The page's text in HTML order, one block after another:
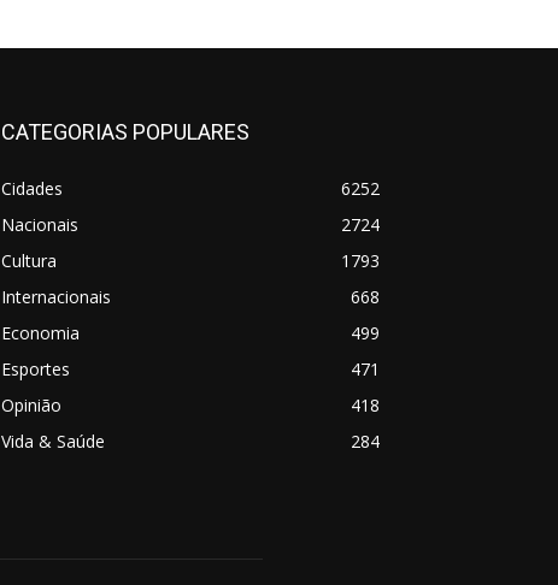
CATEGORIAS POPULARES
Cidades
6252
Nacionais
2724
Cultura
1793
Internacionais
668
Economia
499
Esportes
471
Opinião
418
Vida & Saúde
284